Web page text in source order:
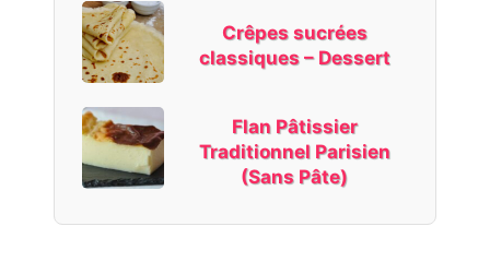
Crêpes sucrées
classiques – Dessert
Flan Pâtissier
Traditionnel Parisien
(Sans Pâte)